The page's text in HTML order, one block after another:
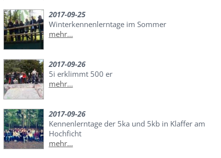
2017-09-25
Winterkennenlerntage im Sommer
mehr...
2017-09-26
5i erklimmt 500 er
mehr...
2017-09-26
Kennenlerntage der 5ka und 5kb in Klaffer am
Hochficht
mehr...